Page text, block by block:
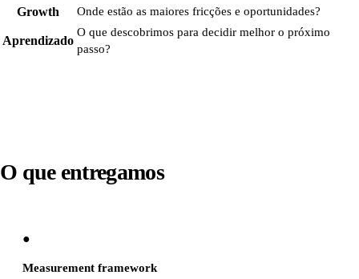
Growth Onde estão as maiores fricções e oportunidades?
Aprendizado
O que descobrimos para decidir melhor o próximo
passo?
O que entregamos
●
Measurement framework